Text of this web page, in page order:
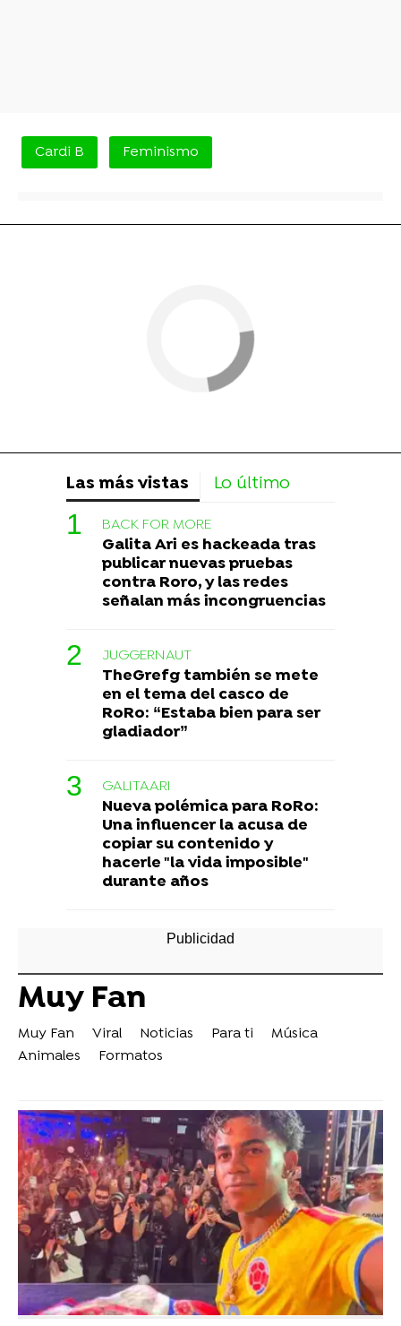
Cardi B Feminismo
Las más vistas Lo último
BACK FOR MORE
Galita Ari es hackeada tras
publicar nuevas pruebas
contra Roro, y las redes
señalan más incongruencias
JUGGERNAUT
TheGrefg también se mete
en el tema del casco de
RoRo: “Estaba bien para ser
gladiador”
GALITAARI
Nueva polémica para RoRo:
Una influencer la acusa de
copiar su contenido y
hacerle "la vida imposible"
durante años
Muy Fan
Muy Fan Viral Noticias Para ti
Música
Animales
Formatos